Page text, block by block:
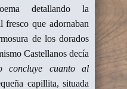
detallando la
fresco que adornaban
de los dorados
Castellanos decía
concluye cuanto al
capillita, situada